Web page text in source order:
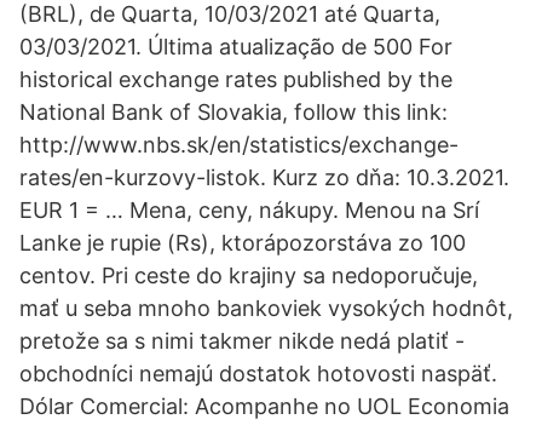
(BRL), de Quarta, 10/03/2021 até Quarta,
03/03/2021. Última atualização de 500 For
historical exchange rates published by the
National Bank of Slovakia, follow this link:
http://www.nbs.sk/en/statistics/exchange-
rates/en-kurzovy-listok. Kurz zo dňa: 10.3.2021.
EUR 1 = … Mena, ceny, nákupy. Menou na Srí
Lanke je rupie (Rs), ktorápozorstáva zo 100
centov. Pri ceste do krajiny sa nedoporučuje,
mať u seba mnoho bankoviek vysokých hodnôt,
pretože sa s nimi takmer nikde nedá platiť -
obchodníci nemajú dostatok hotovosti naspäť.
Dólar Comercial: Acompanhe no UOL Economia